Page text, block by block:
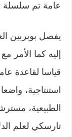
عامة تم سلسلة
يفصل بوبربين
إليه كما الأمر
قياسا لقاعدة
استنتاجية،
الطبيعية،
تارسكي لعلم